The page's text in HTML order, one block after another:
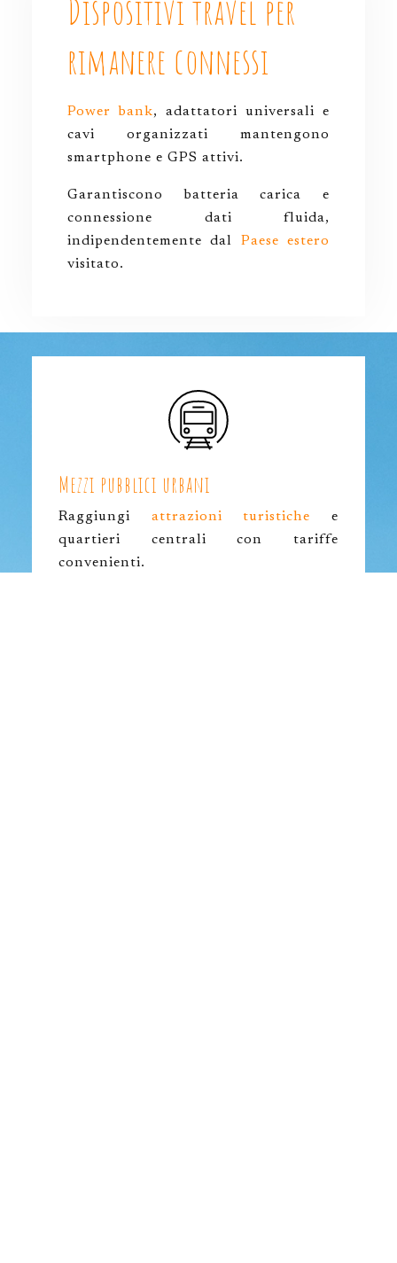
Dispositivi travel per
rimanere connessi
Power bank, adattatori universali e
cavi organizzati mantengono
smartphone e GPS attivi.
Garantiscono batteria carica e
connessione dati fluida,
indipendentemente dal Paese estero
visitato.
Mezzi pubblici urbani
Raggiungi attrazioni turistiche e
quartieri centrali con tariffe
convenienti.